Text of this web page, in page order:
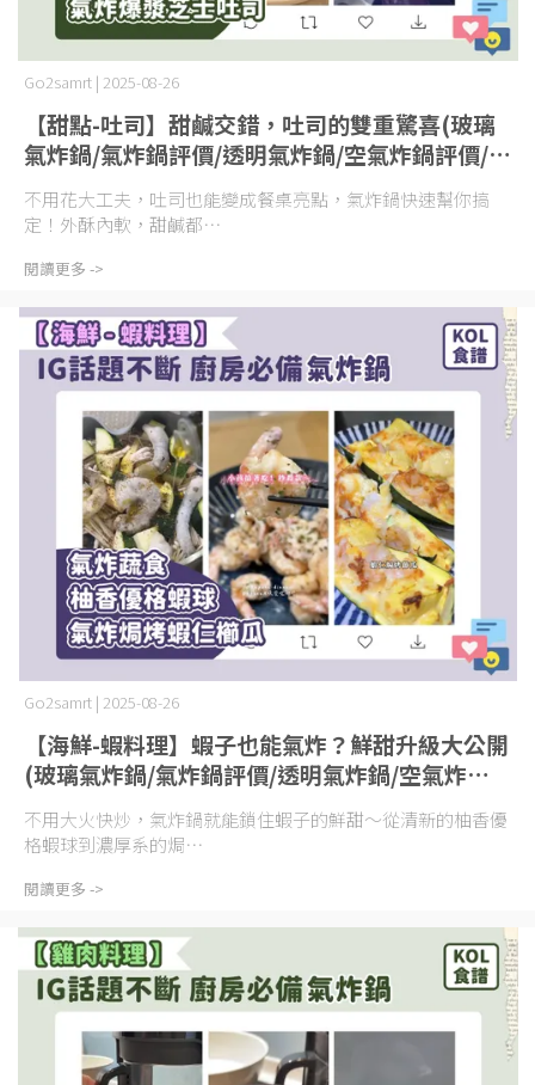
【甜點-吐司】甜鹹交錯，吐司的雙重驚喜(玻璃
氣炸鍋/氣炸鍋評價/透明氣炸鍋/空氣炸鍋評價/空
氣炸鍋推薦)
Go2samrt | 2025-08-26
不用花大工夫，吐司也能變成餐桌亮點，氣炸鍋快速幫你搞
定！外酥內軟，甜鹹都⋯
閱讀更多 ->
【海鮮-蝦料理】蝦子也能氣炸？鮮甜升級大公開
(玻璃氣炸鍋/氣炸鍋評價/透明氣炸鍋/空氣炸鍋
評價/空氣炸鍋推薦)
Go2samrt | 2025-08-26
不用大火快炒，氣炸鍋就能鎖住蝦子的鮮甜～從清新的柚香優
格蝦球到濃厚系的焗⋯
閱讀更多 ->